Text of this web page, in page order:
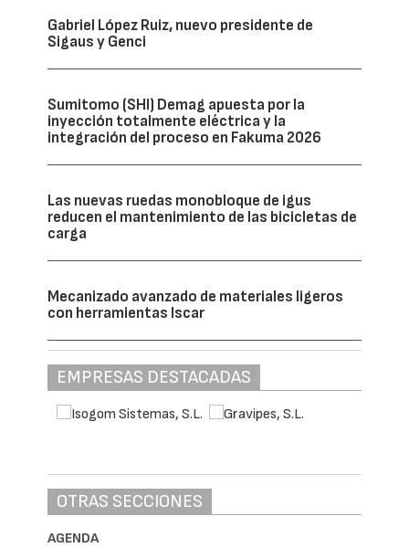
Gabriel López Ruiz, nuevo presidente de
Sigaus y Genci
Sumitomo (SHI) Demag apuesta por la
inyección totalmente eléctrica y la
integración del proceso en Fakuma 2026
Las nuevas ruedas monobloque de igus
reducen el mantenimiento de las bicicletas de
carga
Mecanizado avanzado de materiales ligeros
con herramientas Iscar
EMPRESAS DESTACADAS
OTRAS SECCIONES
AGENDA